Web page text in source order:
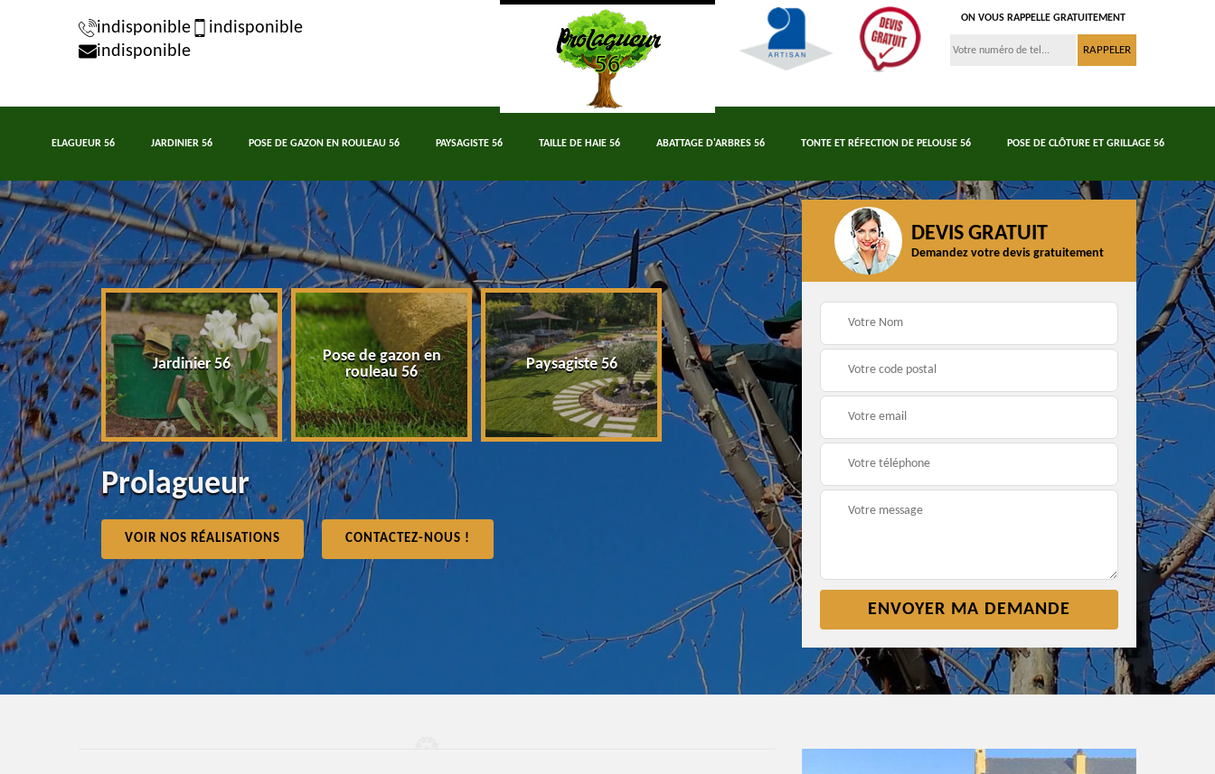
indisponible
indisponible
indisponible
ON VOUS RAPPELLE GRATUITEMENT
ELAGUEUR 56 JARDINIER 56 POSE DE GAZON EN ROULEAU 56 PAYSAGISTE 56 TAILLE DE HAIE 56 ABATTAGE D'ARBRES 56 TONTE ET RÉFECTION DE PELOUSE 56 POSE DE CLÔTURE ET GRILLAGE 56
56 Jardinier 56
Pose de gazon en
rouleau 56
Paysagiste 56 Taille de haie 56 Abattage d'arbres 56
Tonte et réfection de
pelouse 56
Prolagueur
VOIR NOS RÉALISATIONS CONTACTEZ-NOUS !
DEVIS GRATUIT
Demandez votre devis gratuitement